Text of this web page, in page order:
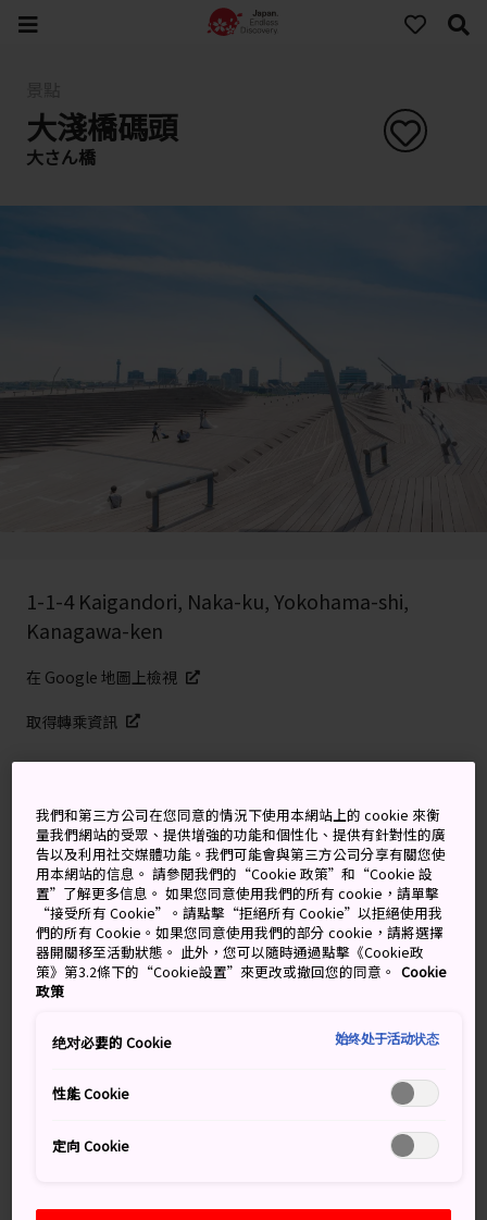
大淺橋碼頭
大さん橋
1-1-4 Kaigandori, Naka-ku, Yokohama-shi,
Kanagawa-ken
在 Google 地圖上檢視
取得轉乘資訊
關鍵字 地圖
在橫濱的古老門戶欣賞壯觀的現
代設計和開闊的景色
大淺橋碼頭是橫濱最古老的碼頭港口，是日本近代第一批
進行貿易的門戶之一。如今該港專為遊輪提供服務，在這
我們和第三方公司在您同意的情況下使用本網站上的 cookie 來衡
量我們網站的受眾、提供增強的功能和個性化、提供有針對性的廣
告以及利用社交媒體功能。我們可能會與第三方公司分享有關您使
用本網站的信息。 請參閱我們的“Cookie 政策”和“Cookie 設
置”了解更多信息。 如果您同意使用我們的所有 cookie，請單擊
“接受所有 Cookie”。請點擊“拒絕所有 Cookie”以拒絕使用我
們的所有 Cookie。如果您同意使用我們的部分 cookie，請將選擇
器開關移至活動狀態。 此外，您可以隨時通過點擊《Cookie政
策》第3.2條下的“Cookie設置”來更改或撤回您的同意。 Cookie
政策
绝对必要的 Cookie 始终处于活动状态
性能 Cookie
定向 Cookie